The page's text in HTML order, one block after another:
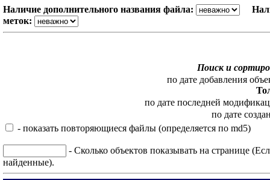
Наличие дополнительного названия файла:
меток:
Поиск и
по дате добавления
по дате последней
по дате
- показать повторяющиеся файлы (определяется по md5)
- Сколько объектов показывать на странице
найденные).